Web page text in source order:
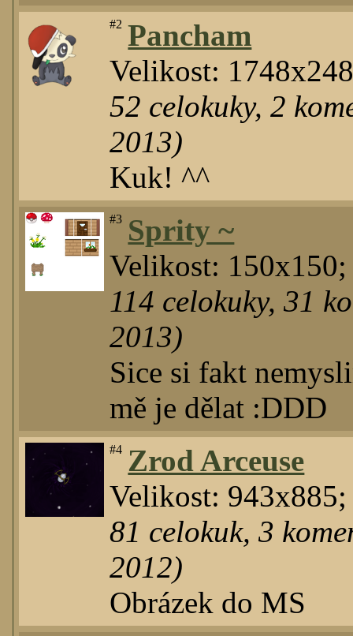
#2 Pancham
Velikost:
52 celokuky,2
2013)
Kuk! ^^
#3 Sprity ~
Velikost:
114 celokuky,31
2013)
Sice si fakt
mě je dělat :DDD
#4 Zrod Arceuse
Velikost:
81 celokuk,3
2012)
Obrázek do MS